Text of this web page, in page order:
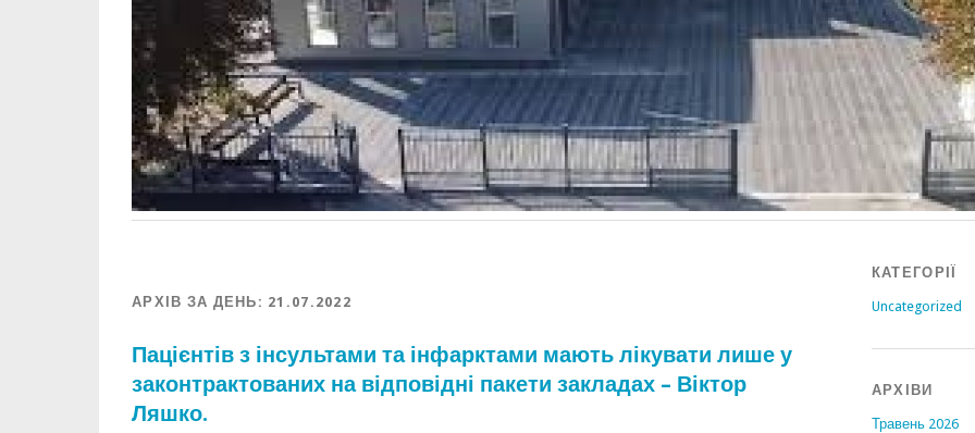
АРХІВ ЗА ДЕНЬ: 21.07.2022
Пацієнтів з інсультами та інфарктами мають лікувати лише у
законтрактованих на відповідні пакети закладах – Віктор
Ляшко.
КАТЕГОРІЇ
Uncategorized
АРХІВИ
Травень 2026